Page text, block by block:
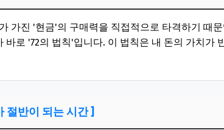
가진 '현금'의 구매력을 직접적으로 타격하기 때
바로 '72의 법칙'입니다. 이 법칙은 내 돈의 가치가
절반이 되는 시간 ]